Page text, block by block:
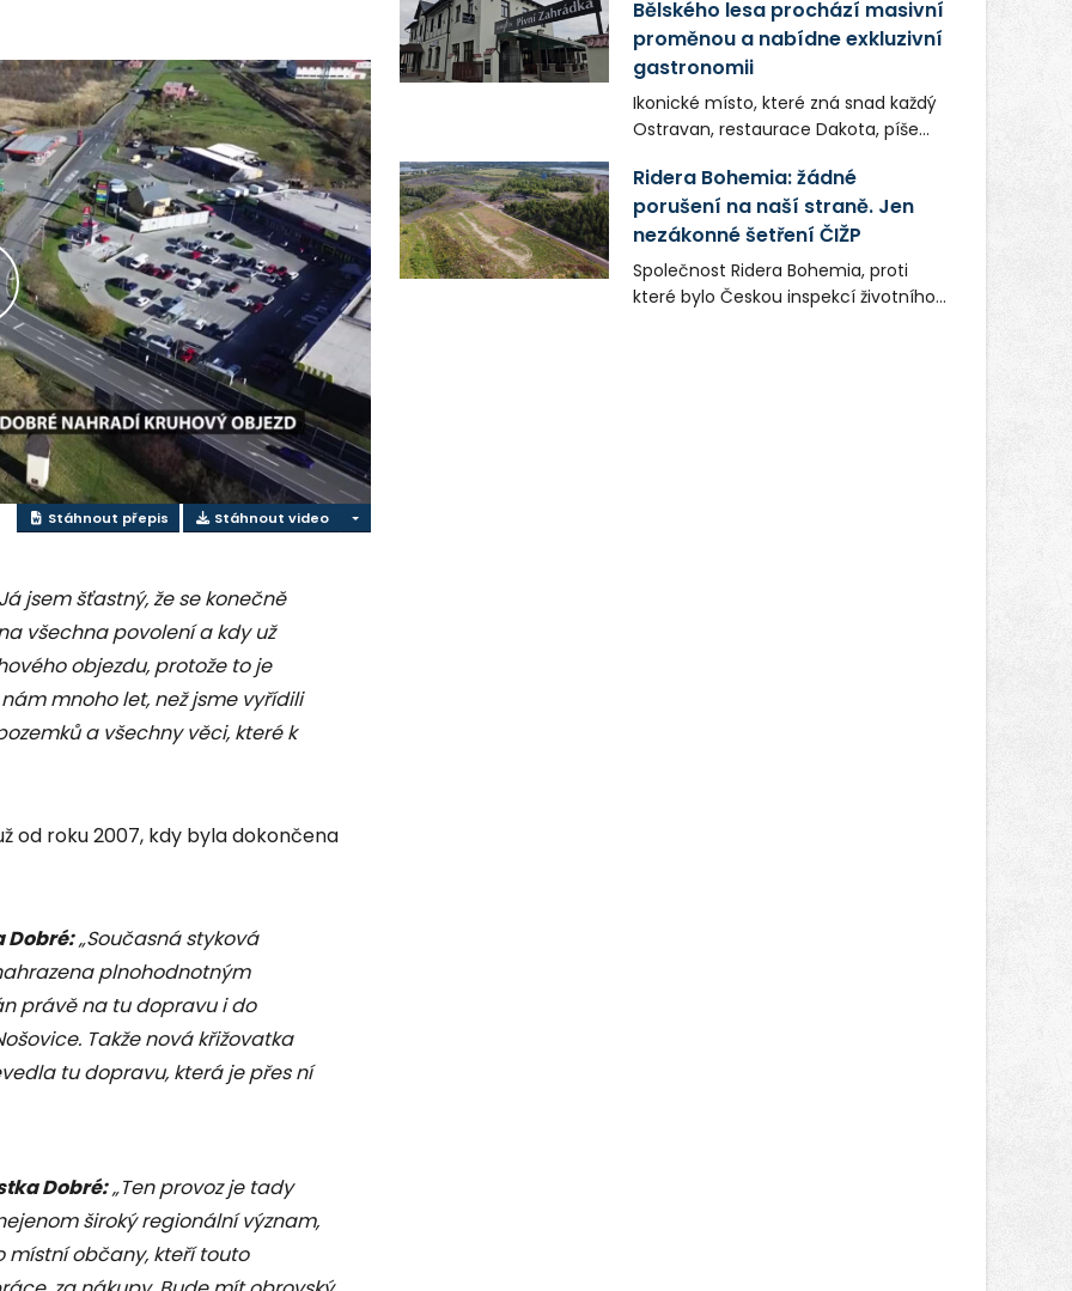
Stáhnout přepis Stáhnout video
jsem šťastný, že se konečně
všechna povolení a kdy už
objezdu, protože to je
mnoho let, než jsme vyřídili
a všechny věci, které k
od roku 2007, kdy byla dokončena
Dobré:„Současná styková
plnohodnotným
právě na tu dopravu i do
Takže nová křižovatka
tu dopravu, která je přes ní
Dobré:„Ten provoz je tady
široký regionální význam,
občany, kteří touto
Bělského lesa prochází masivní
proměnou a nabídne exkluzivní
gastronomii
Ikonické místo, které zná snad každý
Ostravan, restaurace Dakota, píše
společnost Dang Investment Group
s.r.o. investuje do projektu přes 50
milionů korun. Cílem je přinést
Ostravě dva špičkové gastronomické
koncepty, které v regionu dosud
chyběly, luxusní středomořskou
Ridera Bohemia: žádné
porušení na naší straně. Jen
nezákonné šetření ČIŽP
Společnost Ridera Bohemia, proti
které bylo Českou inspekcí životního